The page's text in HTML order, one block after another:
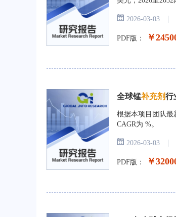
2026-03-03 |
PDF版： ￥
全球锰补充剂行
根据本项目团队最
CAGR为 %。
2026-03-03 |
PDF版： ￥